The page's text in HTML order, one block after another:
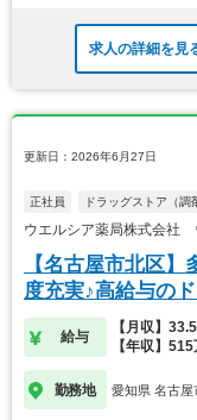
求人の詳細を見
更新日：2026年6月27日
正社員 ドラッグストア（調
ウエルシア薬局株式会社
【名古屋市北区
度充実♪高給与の
給与
【月収】
【年収】
勤務地 愛知県 名古屋